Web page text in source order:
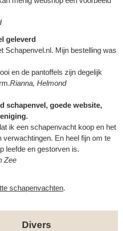
geleverd
Schapenvel.nl. Mijn bestelling was
en de pantoffels zijn degelijk
Rianna, Helmond
schapenvel, goede website,
ik een schapenvacht koop en het
verwachtingen. En heel fijn om te
leefde en gestorven is.
Zee
schapenvachten.
Divers